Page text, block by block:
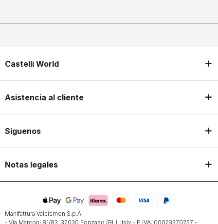
Castelli World
Asistencia al cliente
Síguenos
Notas legales
Manifattura Valcismon S.p.A.
- Via Marconi 81/83, 32030 Fonzaso (BL), Italy - P.IVA: 00023370257 -